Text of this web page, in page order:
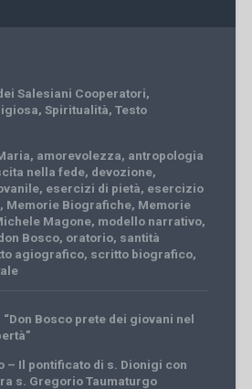
Salesiani Cooperatori,
, Spiritualità, Testo
, amorevolezza, antropologia
nella fede, devozione,
, esercizi di pietà, esercizio
, Memorie Biografiche, Memorie
Magone, modello narrativo,
Bosco, oratorio, santità
agiografico, scritto biografico,
Bosco prete dei giovani nel
– Il pontificato di s. Dionigi con
s. Gregorio Taumaturgo